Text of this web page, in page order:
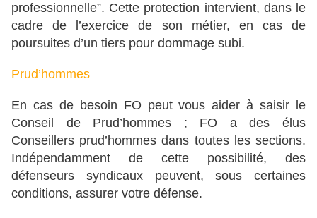
professionnelle”. Cette protection intervient, dans le
cadre de l’exercice de son métier, en cas de
poursuites d’un tiers pour dommage subi.
Prud’hommes
En cas de besoin FO peut vous aider à saisir le
Conseil de Prud’hommes ; FO a des élus
Conseillers prud’hommes dans toutes les sections.
Indépendamment de cette possibilité, des
défenseurs syndicaux peuvent, sous certaines
conditions, assurer votre défense.